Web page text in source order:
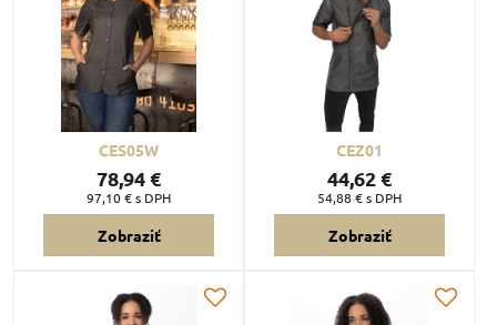
CES05W
78,94 €
97,10 €s DPH
Zobraziť
CEZ01
44,62 €
54,88 €s DPH
Zobraziť